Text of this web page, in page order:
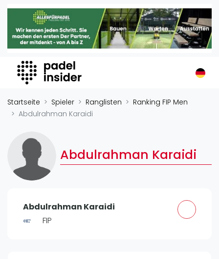
Padel Insider
Home
Organisationen
Buchungssysteme
Padel-Shops
Padel-Marken
Verschiedenes
Veranstaltungen
Turniere
Playtomic
Startseite Spieler Ranglisten
Ranking FIP Men
Abdulrahman Karaidi
Abdulrahman Karaidi
Abdulrahman Karaidi
FIP